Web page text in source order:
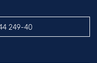
249-40